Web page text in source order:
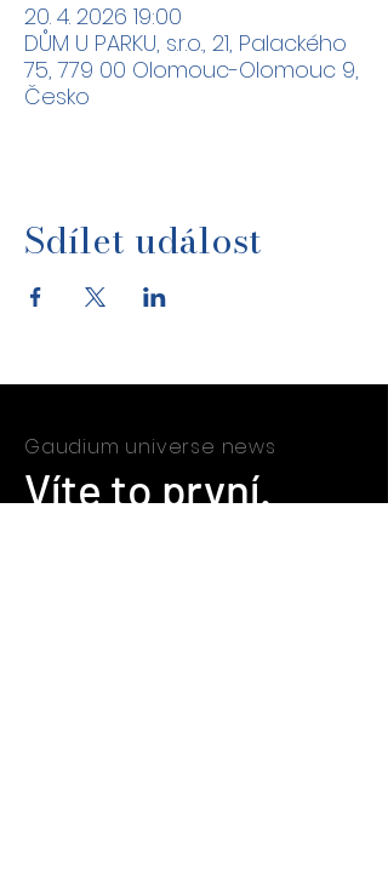
20. 4. 2026 19:00
DŮM U PARKU, s.r.o., 21, Palackého
75, 779 00 Olomouc-Olomouc 9,
Česko
Sdílet událost
Gaudium universe news
Víte to první.